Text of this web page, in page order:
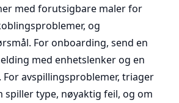
med forutsigbare maler for
og
For onboarding, send en
med enhetslenker og en
For avspillingsproblemer, triager
spiller type, nøyaktig feil, og om